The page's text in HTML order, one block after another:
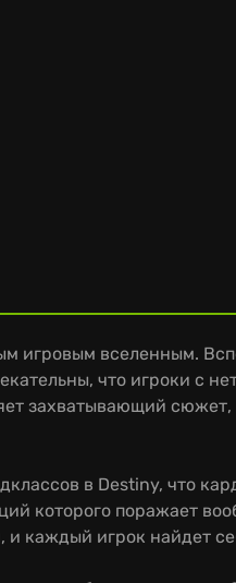
игровым вселенным.
что игроки с
захватывающий
в Destiny, что
которого поражает
каждый игрок найдет